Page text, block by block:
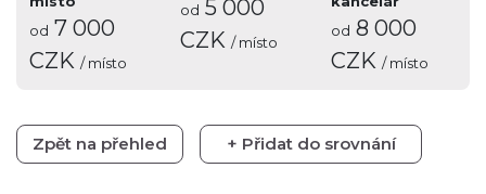
od 7 000
CZK / místo
od 5 000
CZK / místo
od 8 000
CZK / místo
Zpět na přehled + Přidat do srovnání